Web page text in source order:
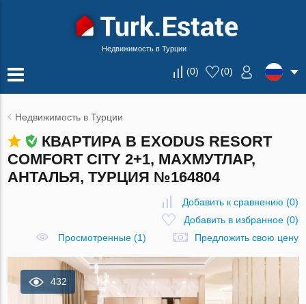
Недвижимость в Турции
(0) (0)
Недвижимость в Турции
КВАРТИРА В EXODUS RESORT
COMFORT CITY 2+1, МАХМУТЛАР,
АНТАЛЬЯ, ТУРЦИЯ №164804
Добавить к сравнению (0)
Добавить в избранное(0)
Просмотренные (1)
Предложить свою цену
432